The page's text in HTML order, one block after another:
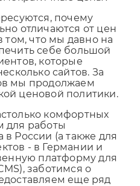
отличаются от цен
том, что мы давно на
себе большой
которые
сайтов. За
мы продолжаем
ценовой политики.
для работы
России (а также для
- в Германии и
платформу для
заботимся о
еще ряд